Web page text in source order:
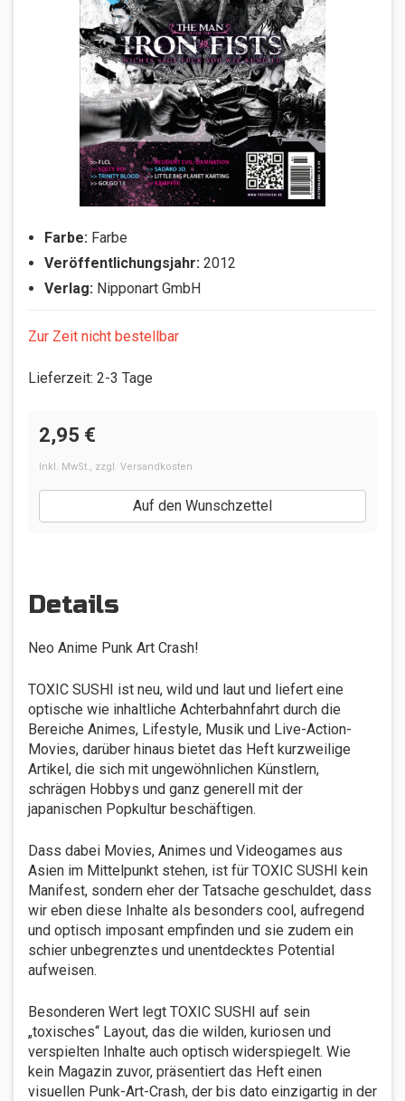
Farbe: Farbe
Veröffentlichungsjahr: 2012
Verlag: Nipponart GmbH
Zur Zeit nicht bestellbar
Lieferzeit: 2-3 Tage
2,95 €
Inkl. MwSt., zzgl. Versandkosten
Auf den Wunschzettel
Details
Neo Anime Punk Art Crash!
TOXIC SUSHI ist neu, wild und laut und liefert eine
optische wie inhaltliche Achterbahnfahrt durch die
Bereiche Animes, Lifestyle, Musik und Live-Action-
Movies, darüber hinaus bietet das Heft kurzweilige
Artikel, die sich mit ungewöhnlichen Künstlern,
schrägen Hobbys und ganz generell mit der
japanischen Popkultur beschäftigen.
Dass dabei Movies, Animes und Videogames aus
Asien im Mittelpunkt stehen, ist für TOXIC SUSHI kein
Manifest, sondern eher der Tatsache geschuldet, dass
wir eben diese Inhalte als besonders cool, aufregend
und optisch imposant empfinden und sie zudem ein
schier unbegrenztes und unentdecktes Potential
aufweisen.
Besonderen Wert legt TOXIC SUSHI auf sein
„toxisches“ Layout, das die wilden, kuriosen und
verspielten Inhalte auch optisch widerspiegelt. Wie
kein Magazin zuvor, präsentiert das Heft einen
visuellen Punk-Art-Crash, der bis dato einzigartig in der